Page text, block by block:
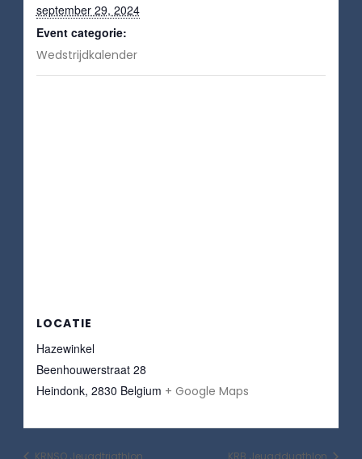
september 29, 2024
Event categorie:
Wedstrijdkalender
LOCATIE
Hazewinkel
Beenhouwerstraat 28
Heindonk, 2830 Belgium + Google Maps
KRNSO Jeugdtriathlon KRB Jeugdduathlon